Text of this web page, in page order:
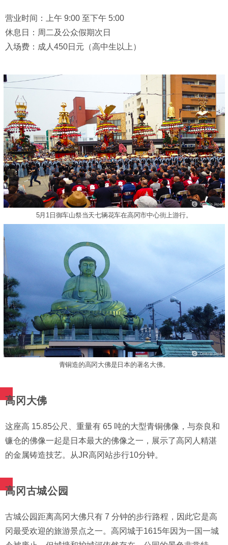
营业时间：上午 9:00 至下午 5:00
休息日：周二及公众假期次日
入场费：成人450日元（高中生以上）
5月1日御车山祭当天七辆花车在高冈市中心街上游行。
青铜造的高冈大佛是日本的著名大佛。
高冈大佛
这座高 15.85公尺、重量有 65 吨的大型青铜佛像，与奈良和
镰仓的佛像一起是日本最大的佛像之一，展示了高冈人精湛
的金属铸造技艺。从JR高冈站步行10分钟。
高冈古城公园
古城公园距离高冈大佛只有 7 分钟的步行路程，因此它是高
冈最受欢迎的旅游景点之一。高冈城于1615年因为一国一城